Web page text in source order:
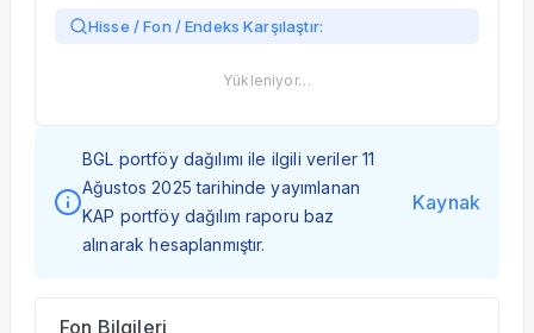
Hisse / Fon / Endeks Karşılaştır:
Yükleniyor…
BGL portföy dağılımı ile ilgili veriler 11
Ağustos 2025 tarihinde yayımlanan
KAP portföy dağılım raporu baz
alınarak hesaplanmıştır.
Kaynak
Fon Bilgileri